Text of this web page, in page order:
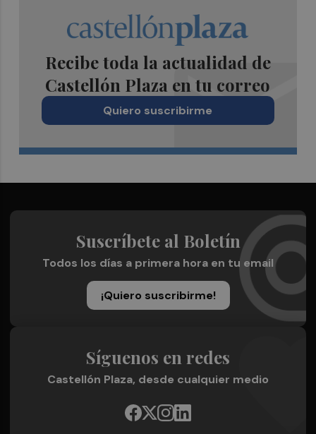
Recibe toda la actualidad de
Castellón Plaza en tu correo
Quiero suscribirme
Suscríbete al Boletín
Todos los días a primera hora en tu email
¡Quiero suscribirme!
Síguenos en redes
Castellón Plaza, desde cualquier medio